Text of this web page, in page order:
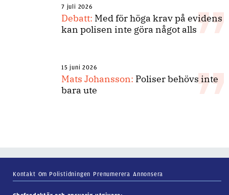
7 juli 2026
Debatt: Med för höga krav på evidens
kan polisen inte göra något alls
15 juni 2026
Mats Johansson: Poliser behövs inte
bara ute
Kontakt Om Polistidningen Prenumerera Annonsera